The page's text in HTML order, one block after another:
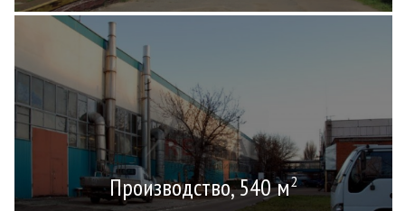
Производство, 540 м2